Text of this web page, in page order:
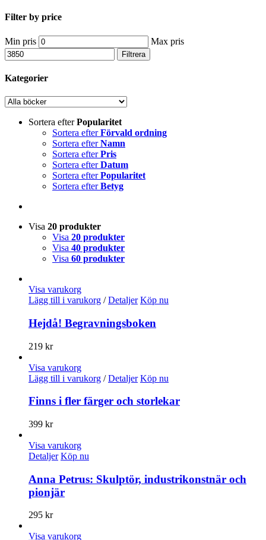
Filter by price
Min pris Max pris
Filtrera
Kategorier
Sortera efterPopularitet
Sortera efterFörvald ordning
Sortera efterNamn
Sortera efterPris
Sortera efterDatum
Sortera efterPopularitet
Sortera efterBetyg
Visa 20 produkter
Visa 20 produkter
Visa 40 produkter
Visa 60 produkter
Visa varukorg
Lägg till i varukorg / Detaljer Köp nu
Hejdå! Begravningsboken
219 kr
Visa varukorg
Lägg till i varukorg / Detaljer Köp nu
Finns i fler färger och storlekar
399 kr
Visa varukorg
Detaljer Köp nu
Anna Petrus: Skulptör, industrikonstnär och
pionjär
295 kr
Visa varukorg